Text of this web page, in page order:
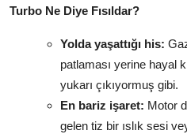
Turbo Ne Diye Fısıldar?
Yolda yaşattığı his:
patlaması yerine hayal
yukarı çıkıyormuş gibi.
En bariz işaret: Motor
gelen tiz bir ıslık sesi